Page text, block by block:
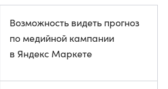
Возможность видеть прогноз
по медийной кампании
в Яндекс Маркете